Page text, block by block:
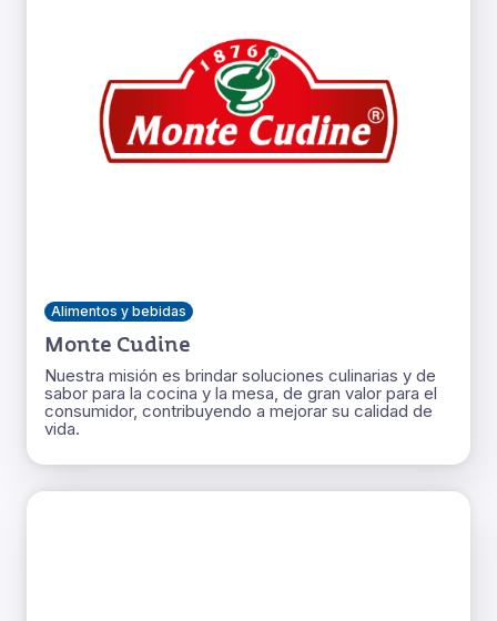
Alimentos y bebidas
Monte Cudine
Nuestra misión es brindar soluciones culinarias y de
sabor para la cocina y la mesa, de gran valor para el
consumidor, contribuyendo a mejorar su calidad de
vida.